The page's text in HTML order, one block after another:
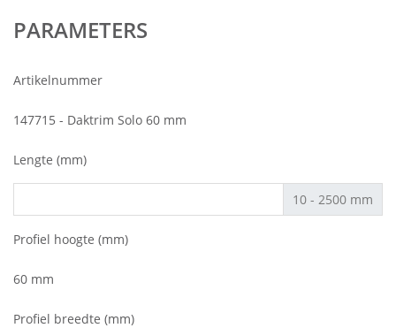
PARAMETERS
Artikelnummer
147715 - Daktrim Solo 60 mm
Lengte (mm)
10 - 2500 mm
Profiel hoogte (mm)
60 mm
Profiel breedte (mm)